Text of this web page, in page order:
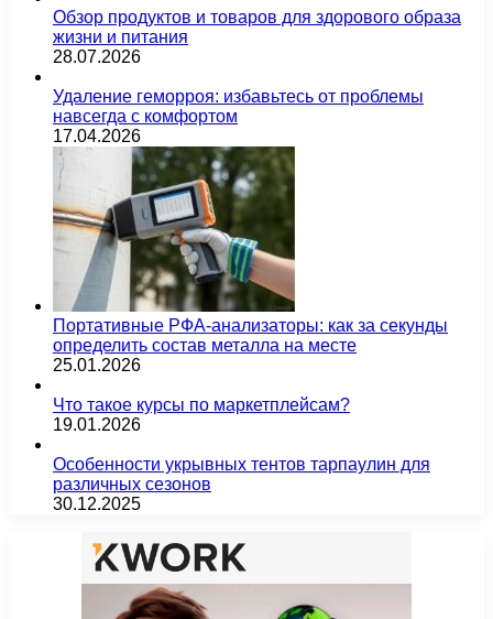
Обзор продуктов и товаров для здорового образа
жизни и питания
28.07.2026
Удаление геморроя: избавьтесь от проблемы
навсегда с комфортом
17.04.2026
Портативные РФА-анализаторы: как за секунды
определить состав металла на месте
25.01.2026
Что такое курсы по маркетплейсам?
19.01.2026
Особенности укрывных тентов тарпаулин для
различных сезонов
30.12.2025